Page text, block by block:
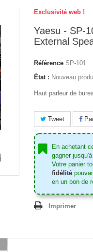
Exclusivité web !
Yaesu - SP-
External
Référence SP-101
État : Nouveau
Haut parleur de
Tweet
En achetant
gagner jusqu'à
Votre panier
fidélité
en un bon de
Imprimer